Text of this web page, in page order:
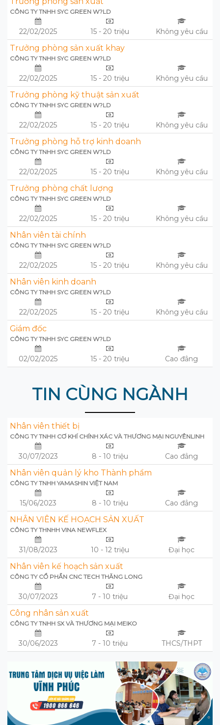
CÔNG TY TNHH SYC GREEN W?LD
22/02/2025 15 - 20 triệu Không yêu cầu
Trưởng phòng sản xuất khay
CÔNG TY TNHH SYC GREEN W?LD
22/02/2025 15 - 20 triệu Không yêu cầu
Trưởng phòng kỹ thuật sản xuất
CÔNG TY TNHH SYC GREEN W?LD
22/02/2025 15 - 20 triệu Không yêu cầu
Trưởng phòng hỗ trợ kinh doanh
CÔNG TY TNHH SYC GREEN W?LD
22/02/2025 15 - 20 triệu Không yêu cầu
Trưởng phòng chất lượng
CÔNG TY TNHH SYC GREEN W?LD
22/02/2025 15 - 20 triệu Không yêu cầu
Nhân viên tài chính
CÔNG TY TNHH SYC GREEN W?LD
22/02/2025 15 - 20 triệu Không yêu cầu
Nhân viên kinh doanh
CÔNG TY TNHH SYC GREEN W?LD
22/02/2025 15 - 20 triệu Không yêu cầu
Giám đốc
CÔNG TY TNHH SYC GREEN W?LD
02/02/2025 15 - 20 triệu Cao đẳng
TIN CÙNG NGÀNH
Nhân viên thiết bị
CÔNG TY TNHH CƠ KHÍ CHÍNH XÁC VÀ THƯƠNG MẠI NGUYÊNLINH
30/07/2023 8 - 10 triệu Cao đẳng
Nhân viên quản lý kho Thành phẩm
CÔNG TY TNHH YAMASHIN VIỆT NAM
15/06/2023 8 - 10 triệu Cao đẳng
NHÂN VIÊN KẾ HOẠCH SẢN XUẤT
CÔNG TY THNHH VINA NEWFLEX
31/08/2023 10 - 12 triệu Đại học
Nhân viên kế hoạch sản xuất
CÔNG TY CỔ PHẦN CNC TECH THĂNG LONG
30/07/2023 7 - 10 triệu Đại học
Công nhân sản xuất
CÔNG TY TNHH SX VÀ THƯƠNG MẠI MEIKO
30/06/2023 7 - 10 triệu THCS/THPT